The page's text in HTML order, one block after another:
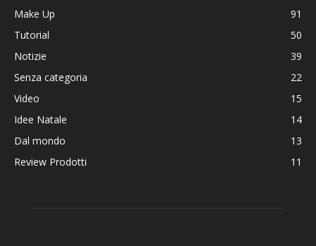
Make Up
91
Tutorial
50
Notizie
39
Senza categoria
22
Video
15
Idee Natale
14
Dal mondo
13
Review Prodotti
11